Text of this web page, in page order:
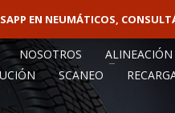
NOSOTROS ALINEACIÓN
SCANEO
EN NEUMÁTICOS,